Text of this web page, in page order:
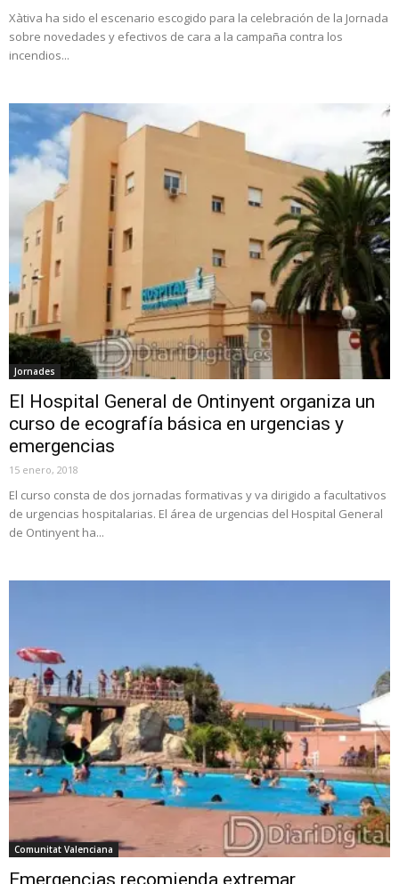
Xàtiva ha sido el escenario escogido para la celebración de la Jornada
sobre novedades y efectivos de cara a la campaña contra los
incendios...
Jornades
El Hospital General de Ontinyent organiza un
curso de ecografía básica en urgencias y
emergencias
15 enero, 2018
El curso consta de dos jornadas formativas y va dirigido a facultativos
de urgencias hospitalarias. El área de urgencias del Hospital General
de Ontinyent ha...
Comunitat Valenciana
Emergencias recomienda extremar